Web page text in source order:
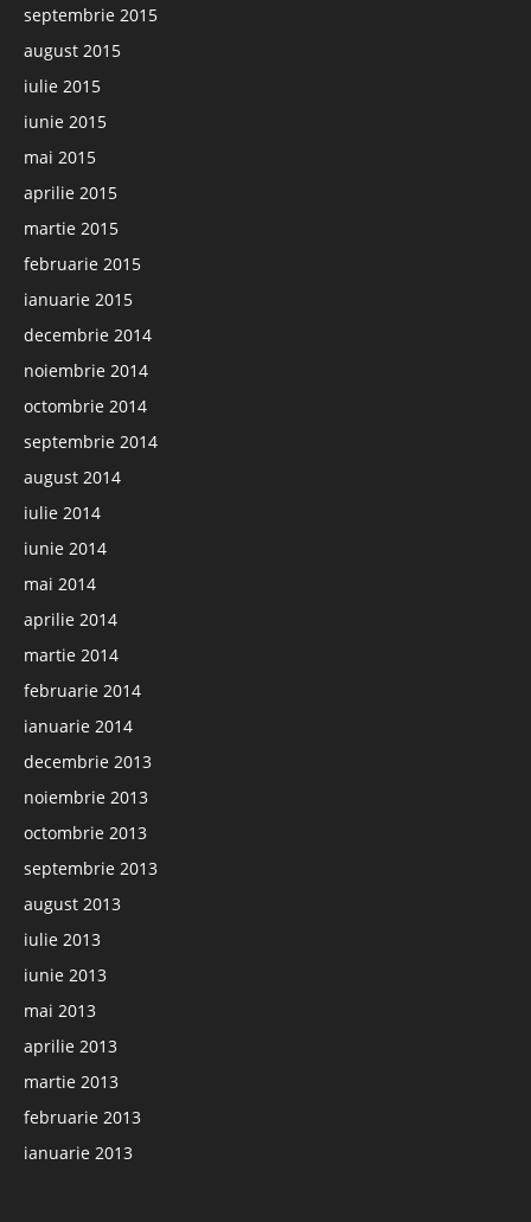
septembrie 2015
august 2015
iulie 2015
iunie 2015
mai 2015
aprilie 2015
martie 2015
februarie 2015
ianuarie 2015
decembrie 2014
noiembrie 2014
octombrie 2014
septembrie 2014
august 2014
iulie 2014
iunie 2014
mai 2014
aprilie 2014
martie 2014
februarie 2014
ianuarie 2014
decembrie 2013
noiembrie 2013
octombrie 2013
septembrie 2013
august 2013
iulie 2013
iunie 2013
mai 2013
aprilie 2013
martie 2013
februarie 2013
ianuarie 2013